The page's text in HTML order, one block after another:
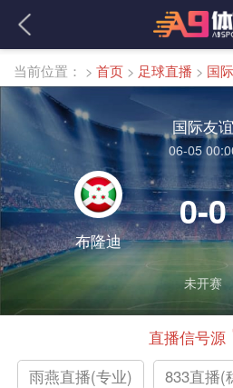
当前位置： > 首页 > 足球直播 >
国际友谊
06-05
布隆迪
0-0
未开赛
直播信号源
雨燕直播(专业)
833直播(